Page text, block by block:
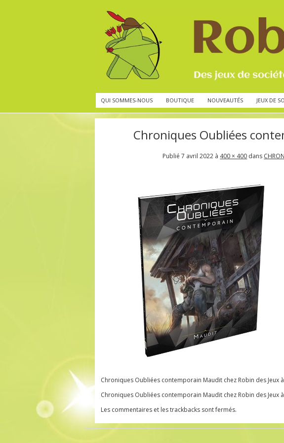
QUI SOMMES-NOUS BOUTIQUE NOUVEAUTÉS JEUX DE
Chroniques Oubliées
Publié7 avril 2022 à 400 × 400 dans
Chroniques Oubliées contemporain Maudit chez Robin des Jeux
Chroniques Oubliées contemporain Maudit chez Robin des Jeux
Les commentaires et les trackbacks sont fermés.